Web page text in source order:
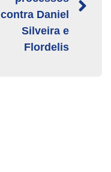
contra Daniel
Silveira e
Flordelis